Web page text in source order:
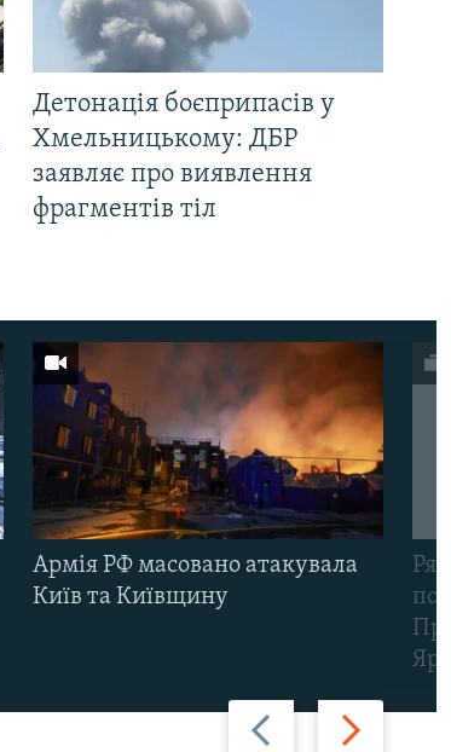
Детонація боєприпасів у
Хмельницькому: ДБР
заявляє про виявлення
фрагментів тіл
Назад Вперед
Армія РФ масовано атакувала
Київ та Київщину